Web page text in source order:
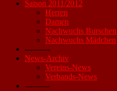
Saison 2011/2012
Herren
Damen
Nachwuchs Burschen
Nachwuchs Mädchen
----------
News-Archiv
Vereins-News
Verbands-News
----------